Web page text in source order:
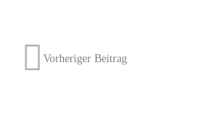
Vorheriger Beitrag